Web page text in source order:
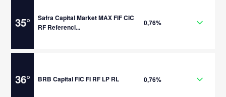
35°
Safra Capital Market MAX FIF CIC
RF Referenci...
0,76%
36° BRB Capital FIC FI RF LP RL 0,76%